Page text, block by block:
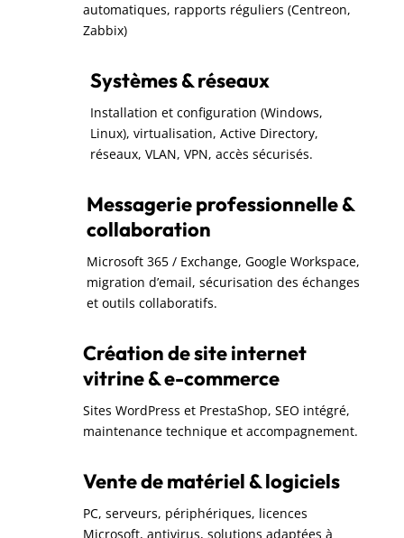
automatiques, rapports réguliers (Centreon,
Zabbix)
Systèmes & réseaux
Installation et configuration (Windows,
Linux), virtualisation, Active Directory,
réseaux, VLAN, VPN, accès sécurisés.
Messagerie professionnelle &
collaboration
Microsoft 365 / Exchange, Google Workspace,
migration d’email, sécurisation des échanges
et outils collaboratifs.
Création de site internet
vitrine & e-commerce
Sites WordPress et PrestaShop, SEO intégré,
maintenance technique et accompagnement.
Vente de matériel & logiciels
PC, serveurs, périphériques, licences
Microsoft, antivirus, solutions adaptées à